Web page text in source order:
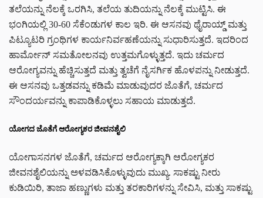
ತಲೆಯನ್ನು ನೆಲಕ್ಕೆ ಒರಗಿಸಿ, ತಲೆಯ ತುದಿಯನ್ನು ನೆಲಕ್ಕೆ ಮುಟ್ಟಿಸಿ. ಈ
ಭಂಗಿಯಲ್ಲಿ 30-60 ಸೆಕೆಂಡುಗಳ ಕಾಲ ಇರಿ. ಈ ಆಸನವು ಥೈರಾಯ್ಡ್ ಮತ್ತು
ಪಿಟ್ಯೂಟರಿ ಗ್ರಂಥಿಗಳ ಕಾರ್ಯನಿರ್ವಹಣೆಯನ್ನು ಸುಧಾರಿಸುತ್ತದೆ. ಇದರಿಂದ
ಹಾರ್ಮೋನ್ ಸಮತೋಲನವು ಉತ್ತಮಗೊಳ್ಳುತ್ತದೆ. ಇದು ಚರ್ಮದ
ಆರೋಗ್ಯವನ್ನು ಹೆಚ್ಚಿಸುತ್ತದೆ ಮತ್ತು ತ್ವಚೆಗೆ ನೈಸರ್ಗಿಕ ಹೊಳಪನ್ನು ನೀಡುತ್ತದೆ.
ಈ ಆಸನವು ಒತ್ತಡವನ್ನು ಕಡಿಮೆ ಮಾಡುವುದರ ಜೊತೆಗೆ, ಚರ್ಮದ
ಸೌಂದರ್ಯವನ್ನು ಕಾಪಾಡಿಕೊಳ್ಳಲು ಸಹಾಯ ಮಾಡುತ್ತದೆ.
ಯೋಗದ ಜೊತೆಗೆ ಆರೋಗ್ಯಕರ ಜೀವನಶೈಲಿ
ಯೋಗಾಸನಗಳ ಜೊತೆಗೆ, ಚರ್ಮದ ಆರೋಗ್ಯಕ್ಕಾಗಿ ಆರೋಗ್ಯಕರ
ಜೀವನಶೈಲಿಯನ್ನು ಅಳವಡಿಸಿಕೊಳ್ಳುವುದು ಮುಖ್ಯ. ಸಾಕಷ್ಟು ನೀರು
ಕುಡಿಯಿರಿ, ತಾಜಾ ಹಣ್ಣುಗಳು ಮತ್ತು ತರಕಾರಿಗಳನ್ನು ಸೇವಿಸಿ, ಮತ್ತು ಸಾಕಷ್ಟು